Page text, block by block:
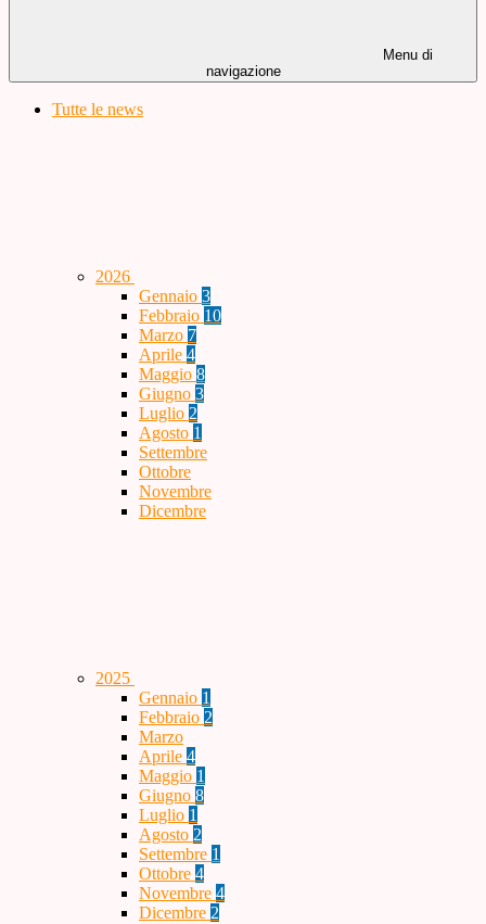
Menu di
navigazione
Tutte le news
2026
Gennaio 3
Febbraio 10
Marzo 7
Aprile 4
Maggio 8
Giugno 3
Luglio 2
Agosto 1
Settembre
Ottobre
Novembre
Dicembre
2025
Gennaio 1
Febbraio 2
Marzo
Aprile 4
Maggio 1
Giugno 8
Luglio 1
Agosto 2
Settembre 1
Ottobre 4
Novembre 4
Dicembre 2